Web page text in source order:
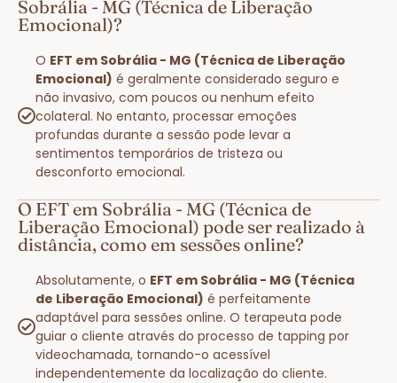
Sobrália - MG (Técnica de Liberação
Emocional)?
O EFT em Sobrália - MG (Técnica de Liberação
Emocional) é geralmente considerado seguro e
não invasivo, com poucos ou nenhum efeito
colateral. No entanto, processar emoções
profundas durante a sessão pode levar a
sentimentos temporários de tristeza ou
desconforto emocional.
O EFT em Sobrália - MG (Técnica de
Liberação Emocional) pode ser realizado à
distância, como em sessões online?
Absolutamente, o EFT em Sobrália - MG (Técnica
de Liberação Emocional) é perfeitamente
adaptável para sessões online. O terapeuta pode
guiar o cliente através do processo de tapping por
videochamada, tornando-o acessível
independentemente da localização do cliente.